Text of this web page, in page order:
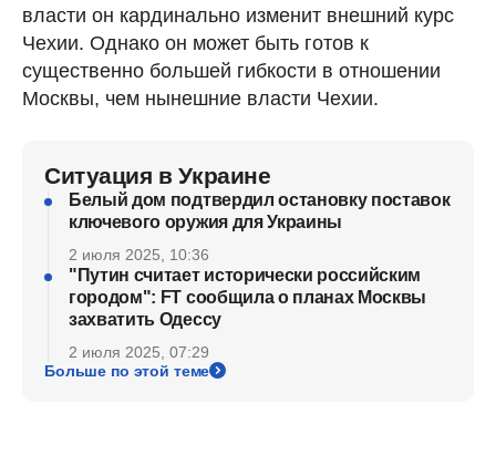
власти он кардинально изменит внешний курс
Чехии. Однако он может быть готов к
существенно большей гибкости в отношении
Москвы, чем нынешние власти Чехии.
Ситуация в Украине
Белый дом подтвердил остановку поставок
ключевого оружия для Украины
2 июля 2025, 10:36
"Путин считает исторически российским
городом": FT сообщила о планах Москвы
захватить Одессу
2 июля 2025, 07:29
Больше по этой теме